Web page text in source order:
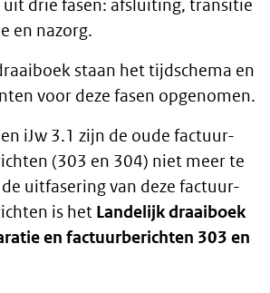
uit drie fasen: afsluiting, transitie
en nazorg.
staan het tijdschema en
voor deze fasen opgenomen.
iJw 3.1 zijn de oude factuur-
(303 en 304) niet meer te
uitfasering van deze factuur-
is het Landelijk draaiboek
en factuurberichten 303 en